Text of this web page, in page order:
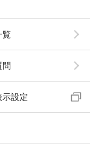
覧
問
示設定